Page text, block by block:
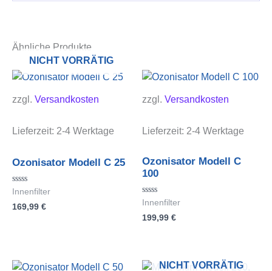
Ähnliche Produkte
NICHT VORRÄTIG
zzgl. Versandkosten
Lieferzeit: 2-4 Werktage
Ozonisator Modell C 25
Bewertet
0
Innenfilter
169,99 €
zzgl. Versandkosten
Lieferzeit: 2-4 Werktage
Ozonisator Modell C
100
Bewertet
0
Innenfilter
199,99 €
NICHT VORRÄTIG